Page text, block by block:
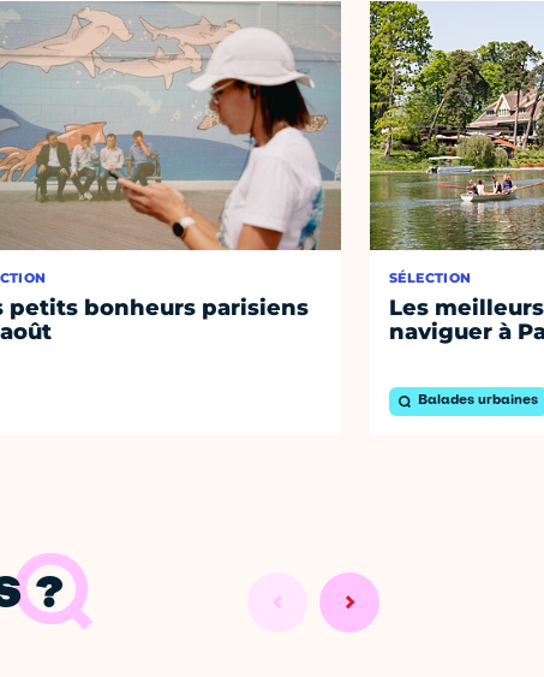
petits bonheurs parisiens
SÉLECTION
Les
naviguer à
Balades urbaines
?